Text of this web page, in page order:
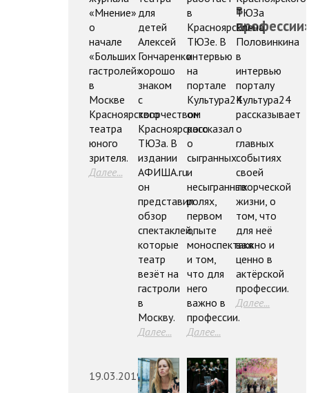
«Мнение»
о
начале
«Больших
гастролей»
в
Москве
Красноярского
театра
юного
зрителя.
Далее...
для
детей
Алексей
Гончаренко
хорошо
знаком
с
творчеством
Красноярского
ТЮЗа. В
издании
АФИША.ru
он
представил
обзор
спектаклей,
которые
театр
везёт на
гастроли
в
Москву.
Далее...
в
Красноярском
ТЮЗе. В
интервью
на
портале
Культура24
он
рассказал
о
сыгранных
и
несыгранных
ролях,
первом
опыте
моноспектакя
и том,
что для
него
важно в
профессии.
Далее...
в
ТЮЗа
Елена
Половинкина
в
интервью
порталу
Культура24
рассказывает
о
главных
событиях
своей
творческой
жизни, о
том, что
для неё
важно и
ценно в
актёрской
профессии.
Далее...
19.03.2019